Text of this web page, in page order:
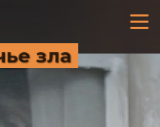
зла